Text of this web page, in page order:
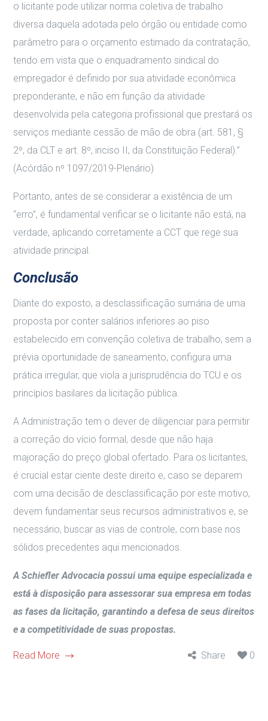
o licitante pode utilizar norma coletiva de trabalho
diversa daquela adotada pelo órgão ou entidade como
parâmetro para o orçamento estimado da contratação,
tendo em vista que o enquadramento sindical do
empregador é definido por sua atividade econômica
preponderante, e não em função da atividade
desenvolvida pela categoria profissional que prestará os
serviços mediante cessão de mão de obra (art. 581, §
2º, da CLT e art. 8º, inciso II, da Constituição Federal).”
(Acórdão nº 1097/2019-Plenário)
Portanto, antes de se considerar a existência de um
“erro”, é fundamental verificar se o licitante não está, na
verdade, aplicando corretamente a CCT que rege sua
atividade principal.
Conclusão
Diante do exposto, a desclassificação sumária de uma
proposta por conter salários inferiores ao piso
estabelecido em convenção coletiva de trabalho, sem a
prévia oportunidade de saneamento, configura uma
prática irregular, que viola a jurisprudência do TCU e os
princípios basilares da licitação pública.
A Administração tem o dever de diligenciar para permitir
a correção do vício formal, desde que não haja
majoração do preço global ofertado. Para os licitantes,
é crucial estar ciente deste direito e, caso se deparem
com uma decisão de desclassificação por este motivo,
devem fundamentar seus recursos administrativos e, se
necessário, buscar as vias de controle, com base nos
sólidos precedentes aqui mencionados.
A Schiefler Advocacia possui uma equipe especializada e
está à disposição para assessorar sua empresa em todas
as fases da licitação, garantindo a defesa de seus direitos
e a competitividade de suas propostas.
Read More Share 0